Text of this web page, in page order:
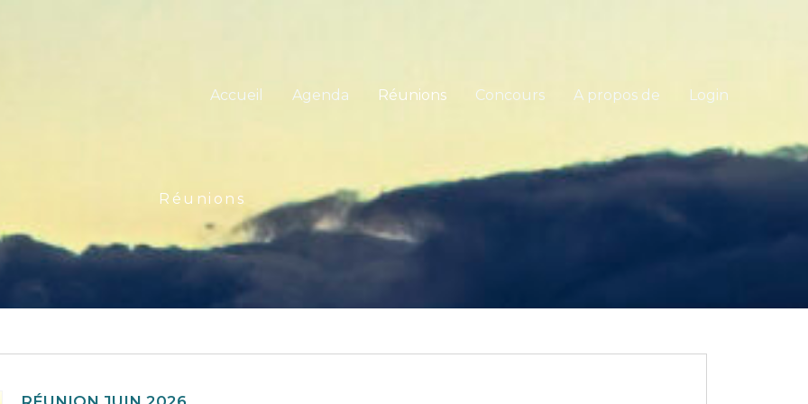
Accueil Agenda Réunions Concours A propos de Login
Réunions